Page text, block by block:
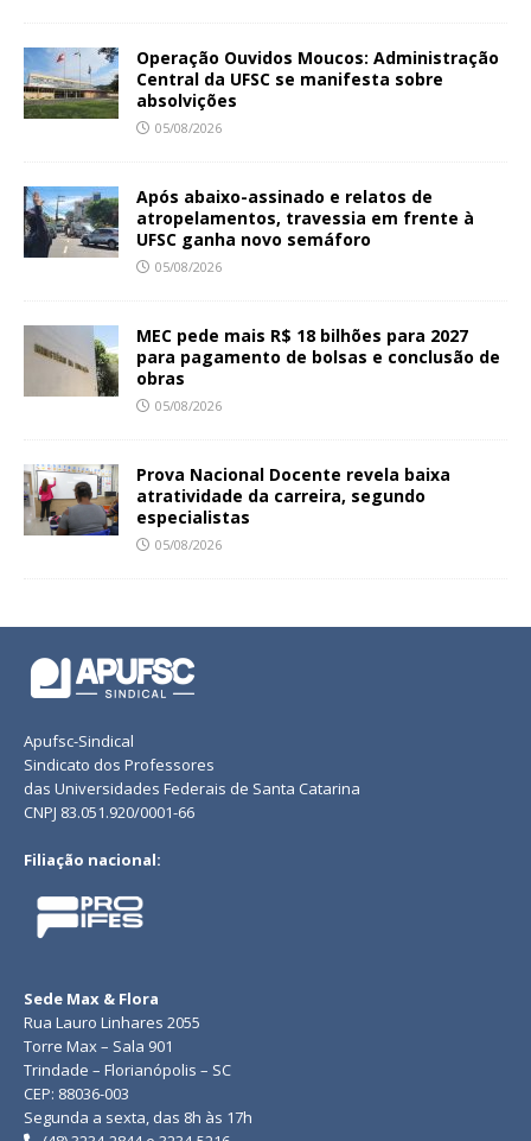
Operação Ouvidos Moucos: Administração
Central da UFSC se manifesta sobre
absolvições
05/08/2026
Após abaixo-assinado e relatos de
atropelamentos, travessia em frente à
UFSC ganha novo semáforo
05/08/2026
MEC pede mais R$ 18 bilhões para 2027
para pagamento de bolsas e conclusão de
obras
05/08/2026
Prova Nacional Docente revela baixa
atratividade da carreira, segundo
especialistas
05/08/2026
Apufsc-Sindical
Sindicato dos Professores
das Universidades Federais de Santa Catarina
CNPJ 83.051.920/0001-66
Filiação nacional:
Sede Max & Flora
Rua Lauro Linhares 2055
Torre Max – Sala 901
Trindade – Florianópolis – SC
CEP: 88036-003
Segunda a sexta, das 8h às 17h